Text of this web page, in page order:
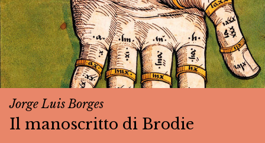
Jorge Luis Borges
Il manoscritto di Brodie